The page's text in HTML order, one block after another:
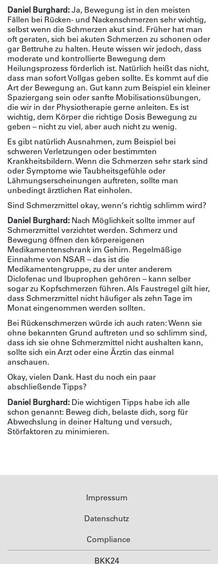
Daniel Burghard: Ja, Bewegung ist in den meisten
Fällen bei Rücken- und Nackenschmerzen sehr wichtig,
selbst wenn die Schmerzen akut sind. Früher hat man
oft geraten, sich bei akuten Schmerzen zu schonen oder
gar Bettruhe zu halten. Heute wissen wir jedoch, dass
moderate und kontrollierte Bewegung dem
Heilungsprozess förderlich ist. Natürlich heißt das nicht,
dass man sofort Vollgas geben sollte. Es kommt auf die
Art der Bewegung an. Gut kann zum Beispiel ein kleiner
Spaziergang sein oder sanfte Mobilisationsübungen,
die wir in der Physiotherapie gerne anleiten. Es ist
wichtig, dem Körper die richtige Dosis Bewegung zu
geben – nicht zu viel, aber auch nicht zu wenig.
Es gibt natürlich Ausnahmen, zum Beispiel bei
schweren Verletzungen oder bestimmten
Krankheitsbildern. Wenn die Schmerzen sehr stark sind
oder Symptome wie Taubheitsgefühle oder
Lähmungserscheinungen auftreten, sollte man
unbedingt ärztlichen Rat einholen.
Sind Schmerzmittel okay, wenn‘s richtig schlimm wird?
Daniel Burghard: Nach Möglichkeit sollte immer auf
Schmerzmittel verzichtet werden. Schmerz und
Bewegung öffnen den körpereigenen
Medikamentenschrank im Gehirn. Regelmäßige
Einnahme von NSAR – das ist die
Medikamentengruppe, zu der unter anderem
Diclofenac und Ibuprophen gehören – kann selber
sogar zu Kopfschmerzen führen. Als Faustregel gilt hier,
dass Schmerzmittel nicht häufiger als zehn Tage im
Monat eingenommen werden sollten.
Bei Rückenschmerzen würde ich auch raten: Wenn sie
ohne bekannten Grund auftreten und so schlimm sind,
dass ich sie ohne Schmerzmittel nicht aushalten kann,
sollte sich ein Arzt oder eine Ärztin das einmal
anschauen.
Okay, vielen Dank. Hast du noch ein paar
abschließende Tipps?
Daniel Burghard: Die wichtigen Tipps habe ich alle
schon genannt: Beweg dich, belaste dich, sorg für
Abwechslung in deiner Haltung und versuch,
Störfaktoren zu minimieren.
Impressum
Datenschutz
Compliance
BKK24